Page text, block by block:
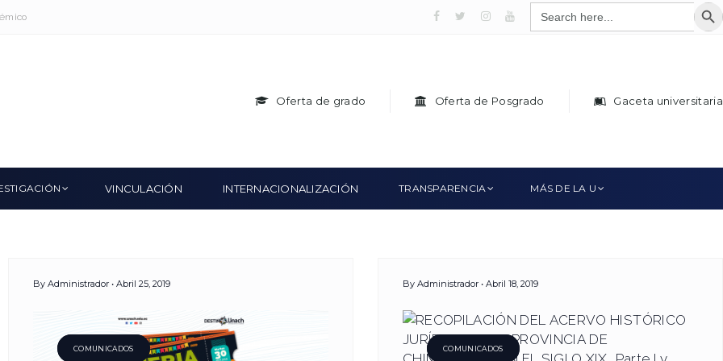
Instagram
Youtube
Search
for:
Oferta de grado Oferta de Posgrado Gaceta universitaria
VINCULACIÓN INTERNACIONALIZACIÓN TRANSPARENCIA MÁS DE LA U
By Administrador Abril 25, 2019
COMUNICADOS
By Administrador Abril 18, 2019
COMUNICADOS